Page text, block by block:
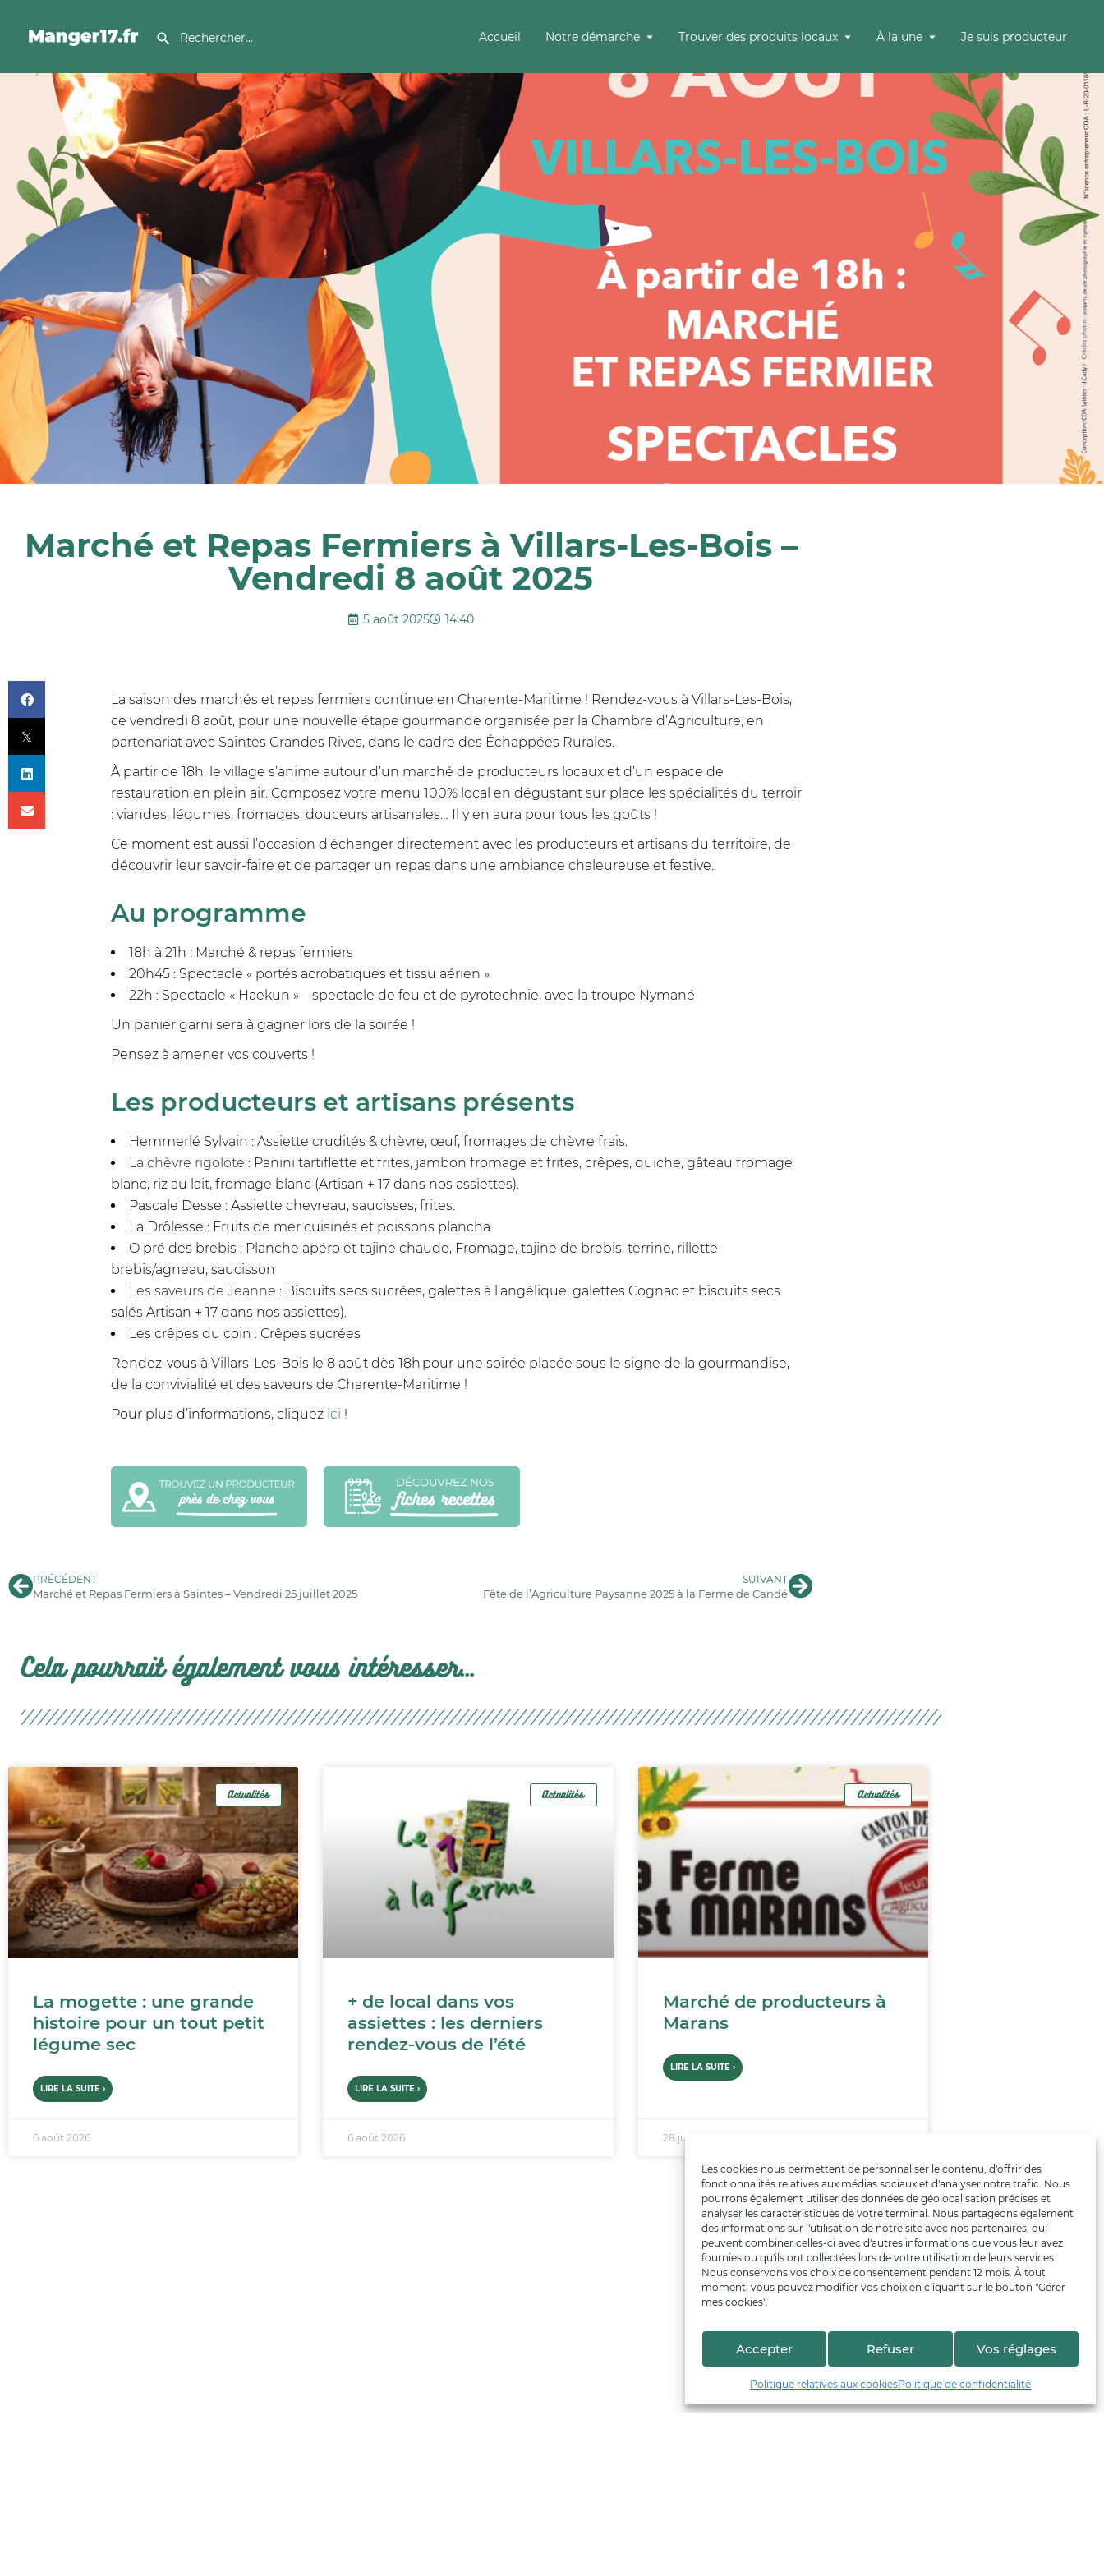
Les cookies nous permettent de personnaliser le contenu, d'offrir des
fonctionnalités relatives aux médias sociaux et d'analyser notre trafic. Nous
pourrons également utiliser des données de géolocalisation précises et
analyser les caractéristiques de votre terminal. Nous partageons également
des informations sur l'utilisation de notre site avec nos partenaires, qui
peuvent combiner celles-ci avec d'autres informations que vous leur avez
fournies ou qu'ils ont collectées lors de votre utilisation de leurs services.
Nous conservons vos choix de consentement pendant 12 mois. À tout
moment, vous pouvez modifier vos choix en cliquant sur le bouton "Gérer
mes cookies".
Accepter Refuser Vos réglages
Politique relatives aux cookiesPolitique de confidentialité
Accueil Notre démarche Trouver des produits locaux À la une Je suis producteur
Marché et Repas Fermiers à Villars-Les-Bois –
Vendredi 8 août 2025
5 août 2025 14:40
La saison des marchés et repas fermiers continue en Charente-Maritime ! Rendez-vous à Villars-Les-Bois,
ce vendredi 8 août, pour une nouvelle étape gourmande organisée par la Chambre d’Agriculture, en
partenariat avec Saintes Grandes Rives, dans le cadre des Échappées Rurales.
À partir de 18h, le village s’anime autour d’un marché de producteurs locaux et d’un espace de
restauration en plein air. Composez votre menu 100% local en dégustant sur place les spécialités du terroir
: viandes, légumes, fromages, douceurs artisanales… Il y en aura pour tous les goûts !
Ce moment est aussi l’occasion d’échanger directement avec les producteurs et artisans du territoire, de
découvrir leur savoir-faire et de partager un repas dans une ambiance chaleureuse et festive.
Au programme
18h à 21h : Marché & repas fermiers
20h45 : Spectacle « portés acrobatiques et tissu aérien »
22h : Spectacle « Haekun » – spectacle de feu et de pyrotechnie, avec la troupe Nymané
Un panier garni sera à gagner lors de la soirée !
Pensez à amener vos couverts !
Les producteurs et artisans présents
Hemmerlé Sylvain : Assiette crudités & chèvre, œuf, fromages de chèvre frais.
La chèvre rigolote : Panini tartiflette et frites, jambon fromage et frites, crêpes, quiche, gâteau fromage
blanc, riz au lait, fromage blanc (Artisan + 17 dans nos assiettes).
Pascale Desse : Assiette chevreau, saucisses, frites.
La Drôlesse : Fruits de mer cuisinés et poissons plancha
O pré des brebis : Planche apéro et tajine chaude, Fromage, tajine de brebis, terrine, rillette
brebis/agneau, saucisson
Les saveurs de Jeanne : Biscuits secs sucrées, galettes à l’angélique, galettes Cognac et biscuits secs
salés Artisan + 17 dans nos assiettes).
Les crêpes du coin : Crêpes sucrées
Rendez-vous à Villars-Les-Bois le 8 août dès 18h pour une soirée placée sous le signe de la gourmandise,
de la convivialité et des saveurs de Charente-Maritime !
Pour plus d’informations, cliquez ici !
PRÉCÉDENT
Marché et Repas Fermiers à Saintes – Vendredi 25 juillet 2025
SUIVANT
Fête de l’Agriculture Paysanne 2025 à la Ferme de Candé
Cela pourrait également vous intéresser...
Actualités
La mogette : une grande
histoire pour un tout petit
légume sec
LIRE LA SUITE ›
6 août 2026
Actualités
+ de local dans vos
assiettes : les derniers
rendez-vous de l’été
LIRE LA SUITE ›
6 août 2026
Actualités
Marché de producteurs à
Marans
LIRE LA SUITE ›
28 juillet 2026